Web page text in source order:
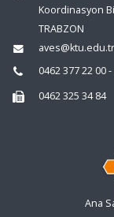
Koordinasyon
TRABZON
aves@ktu.edu.tr
0462 377 22 00
0462 325 34 84
Ana